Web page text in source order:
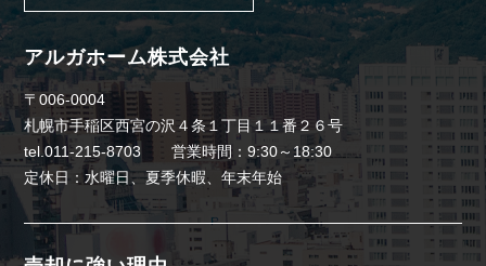
アルガホーム株式会社
〒006-0004
札幌市手稲区西宮の沢４条１丁目１１番２６号
tel.011-215-8703 営業時間：9:30～18:30
定休日：水曜日、夏季休暇、年末年始